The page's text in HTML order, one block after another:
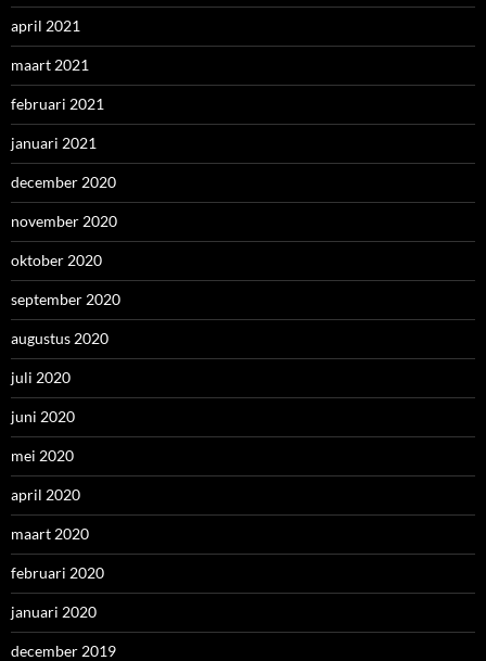
april 2021
maart 2021
februari 2021
januari 2021
december 2020
november 2020
oktober 2020
september 2020
augustus 2020
juli 2020
juni 2020
mei 2020
april 2020
maart 2020
februari 2020
januari 2020
december 2019